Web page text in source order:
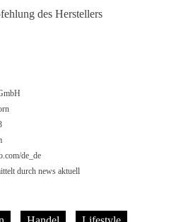
des Herstellers
de_de
durch news aktuell